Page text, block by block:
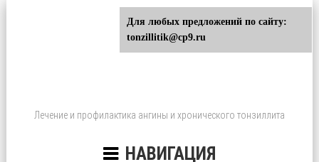
Лечение и профилактика ангины и хронического тонзиллита
НАВИГАЦИЯ
Для любых предложений по сайту:
tonzillitik@cp9.ru